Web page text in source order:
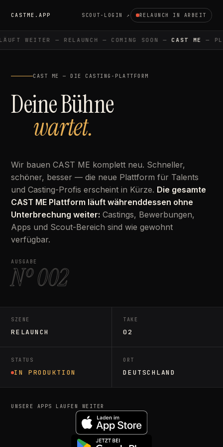
CASTME.APP SCOUT-LOGIN ↗ RELAUNCH IN ARBEIT
WEITER — RELAUNCH — COMING SOON — CAST ME—
CAST ME — DIE CASTING-PLATTFORM
Deine Bühne
wartet.
Wir bauen CAST ME komplett neu. Schneller,
schöner, besser — die neue Plattform für Talents
und Casting-Profis erscheint in Kürze. Die gesamte
CAST ME Plattform läuft währenddessen ohne
Unterbrechung weiter: Castings, Bewerbungen,
Apps und Scout-Bereich sind wie gewohnt
verfügbar.
AUSGABE
Nº 002
SZENE
RELAUNCH
TAKE
02
STATUS
IN PRODUKTION
ORT
DEUTSCHLAND
UNSERE APPS LAUFEN WEITER